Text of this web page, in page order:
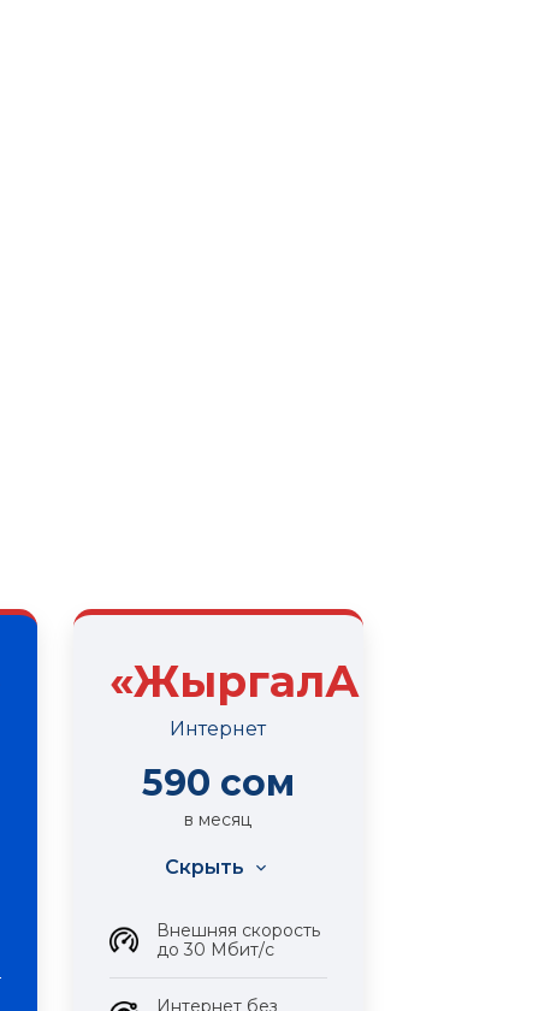
«ЖыргалАй»
Интернет
590 сом
в месяц
Скрыть
Внешняя скорость
до 30 Мбит/с
Интернет без